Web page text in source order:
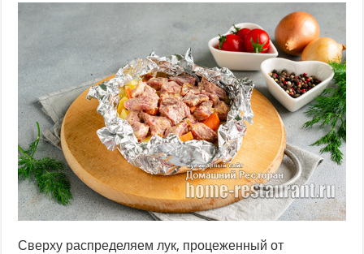
Сверху распределяем лук, процеженный от